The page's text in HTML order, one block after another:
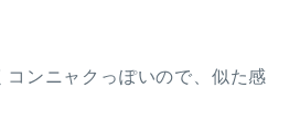
ンニャクっぽいので、似た感